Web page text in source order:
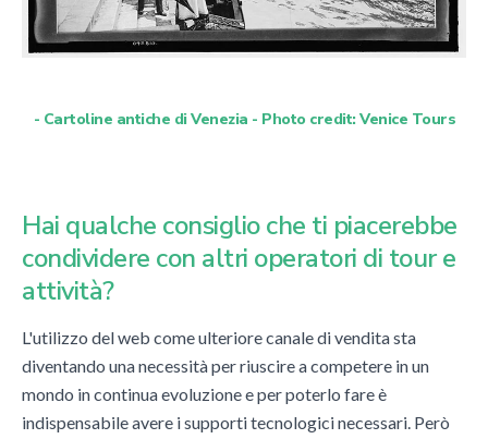
- Cartoline antiche di Venezia - Photo credit: Venice Tours
Hai qualche consiglio che ti piacerebbe
condividere con altri operatori di tour e
attività?
L'utilizzo del web come ulteriore canale di vendita sta
diventando una necessità per riuscire a competere in un
mondo in continua evoluzione e per poterlo fare è
indispensabile avere i supporti tecnologici necessari. Però